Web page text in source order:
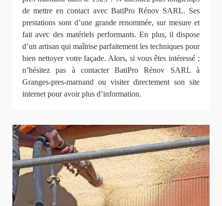
de mettre en contact avec BatiPro Rénov SARL. Ses
prestations sont d’une grande renommée, sur mesure et
fait avec des matériels performants. En plus, il dispose
d’un artisan qui maîtrise parfaitement les techniques pour
bien nettoyer votre façade. Alors, si vous êtes intéressé ;
n’hésitez pas à contacter BatiPro Rénov SARL à
Granges-pres-marnand ou visiter directement son site
internet pour avoir plus d’information.